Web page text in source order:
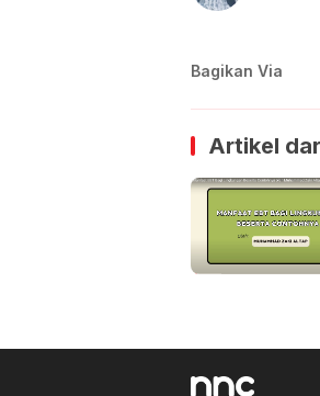
Bagikan Via
Artikel